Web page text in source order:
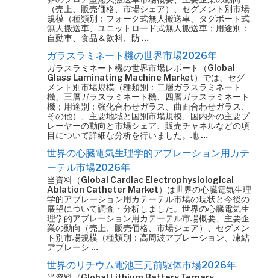
（売上、販売価格、市場シェア）、セグメント別市場
規模（種類別：フォーク式無人搬送車、タグボート式
無人搬送車、ユニットロード式無人搬送車；用途別：
自動車、食品＆飲料、防 …
ガラスラミネート機の世界市場2026年
ガラスラミネート機の世界市場レポート（Global
Glass Laminating Machine Market）では、セグ
メント別市場規模（種類別：二層ガラスラミネート
機、三層ガラスラミネート機、四層ガラスラミネート
機；用途別：強化合わせガラス、曲面合わせガラス、
その他）、主要地域と国別市場規模、国内外の主要プ
レーヤーの動向と市場シェア、販売チャネルなどの項
目について詳細な分析を行いました。地 …
世界の心臓電気生理学的アブレーション用カテ
ーテル市場2026年
当資料（Global Cardiac Electrophysiological
Ablation Catheter Market）は世界の心臓電気生理
学的アブレーション用カテーテル市場の現状と今後の
展望について調査・分析しました。世界の心臓電気生
理学的アブレーション用カテーテル市場概要、主要企
業の動向（売上、販売価格、市場シェア）、セグメン
ト別市場規模（種類別：高周波アブレーション、凍結
アブレーシ …
世界のリチウム電池三元前駆体市場2026年